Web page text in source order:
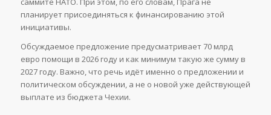
планирует присоединяться к финансированию этой
инициативы.
Обсуждаемое предложение предусматривает 70 млрд
евро помощи в 2026 году и как минимум такую же сумму в
2027 году. Важно, что речь идёт именно о предложении и
политическом обсуждении, а не о новой уже действующей
выплате из бюджета Чехии.